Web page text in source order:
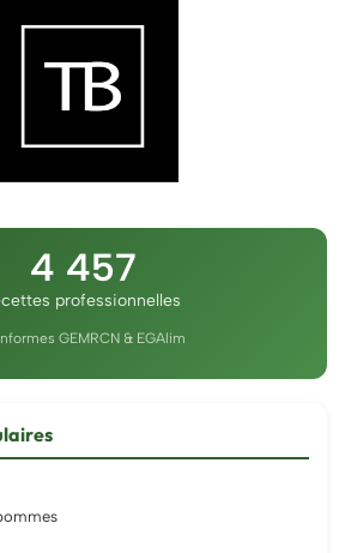
4 457
professionnelles
GEMRCN & EGAlim